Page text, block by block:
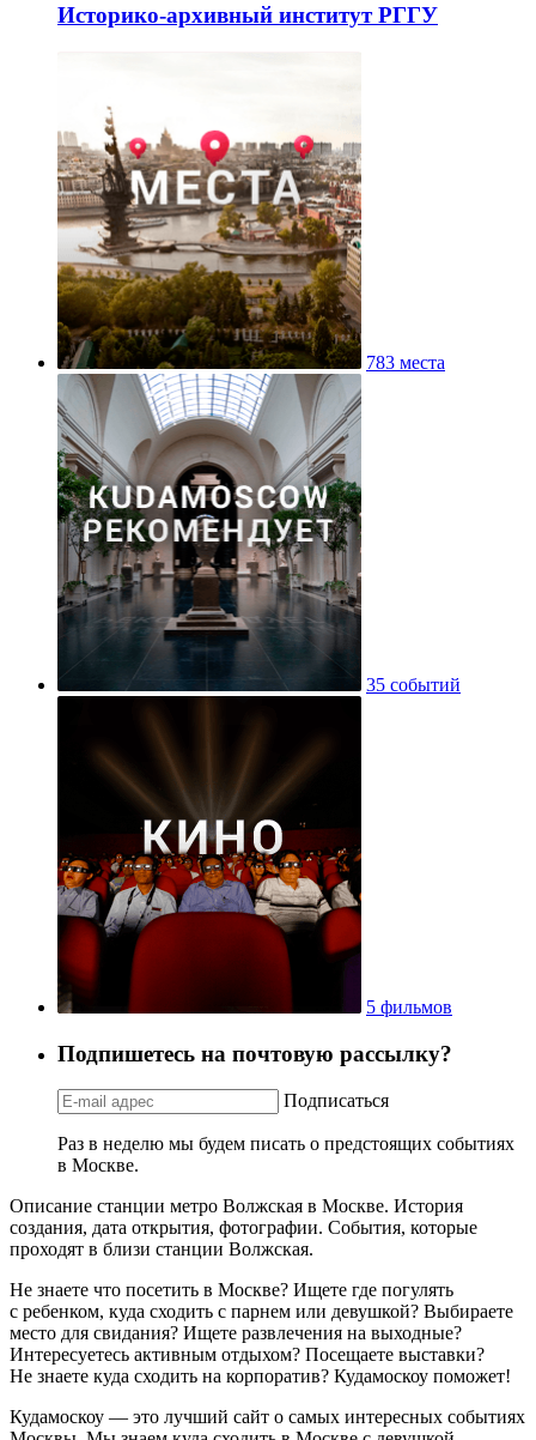
Историко-архивный институт РГГУ
783 места
35 событий
5 фильмов
Подпишетесь на почтовую рассылку?
Подписаться
Раз в неделю мы будем писать о предстоящих событиях
в Москве.
Описание станции метро Волжская в Москве. История
создания, дата открытия, фотографии. События, которые
проходят в близи станции Волжская.
Не знаете что посетить в Москве? Ищете где погулять
с ребенком, куда сходить с парнем или девушкой? Выбираете
место для свидания? Ищете развлечения на выходные?
Интересуетесь активным отдыхом? Посещаете выставки?
Не знаете куда сходить на корпоратив? Кудамоскоу поможет!
Кудамоскоу — это лучший сайт о самых интересных событиях